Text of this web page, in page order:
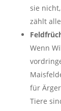
sie
zählt
Wenn
für
Tiere